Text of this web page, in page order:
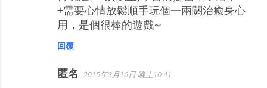
+需要心情放鬆順手玩個一兩關治癒身心
用，是個很棒的遊戲~
回覆
匿名 2015年3月16日 晚上10:41